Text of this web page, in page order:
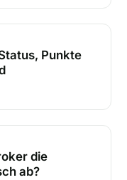
Punkte und
Punkte
die
die
ab?